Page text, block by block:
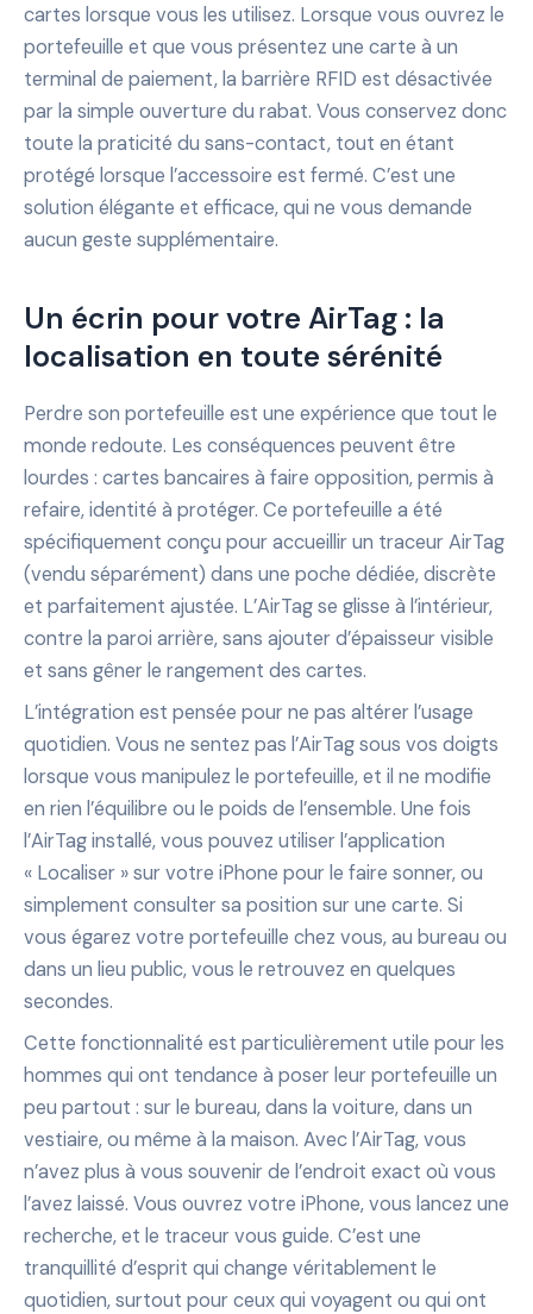
cartes lorsque vous les utilisez. Lorsque vous ouvrez le
portefeuille et que vous présentez une carte à un
terminal de paiement, la barrière RFID est désactivée
par la simple ouverture du rabat. Vous conservez donc
toute la praticité du sans-contact, tout en étant
protégé lorsque l’accessoire est fermé. C’est une
solution élégante et efficace, qui ne vous demande
aucun geste supplémentaire.
Un écrin pour votre AirTag : la
localisation en toute sérénité
Perdre son portefeuille est une expérience que tout le
monde redoute. Les conséquences peuvent être
lourdes : cartes bancaires à faire opposition, permis à
refaire, identité à protéger. Ce portefeuille a été
spécifiquement conçu pour accueillir un traceur AirTag
(vendu séparément) dans une poche dédiée, discrète
et parfaitement ajustée. L’AirTag se glisse à l’intérieur,
contre la paroi arrière, sans ajouter d’épaisseur visible
et sans gêner le rangement des cartes.
L’intégration est pensée pour ne pas altérer l’usage
quotidien. Vous ne sentez pas l’AirTag sous vos doigts
lorsque vous manipulez le portefeuille, et il ne modifie
en rien l’équilibre ou le poids de l’ensemble. Une fois
l’AirTag installé, vous pouvez utiliser l’application
« Localiser » sur votre iPhone pour le faire sonner, ou
simplement consulter sa position sur une carte. Si
vous égarez votre portefeuille chez vous, au bureau ou
dans un lieu public, vous le retrouvez en quelques
secondes.
Cette fonctionnalité est particulièrement utile pour les
hommes qui ont tendance à poser leur portefeuille un
peu partout : sur le bureau, dans la voiture, dans un
vestiaire, ou même à la maison. Avec l’AirTag, vous
n’avez plus à vous souvenir de l’endroit exact où vous
l’avez laissé. Vous ouvrez votre iPhone, vous lancez une
recherche, et le traceur vous guide. C’est une
tranquillité d’esprit qui change véritablement le
quotidien, surtout pour ceux qui voyagent ou qui ont